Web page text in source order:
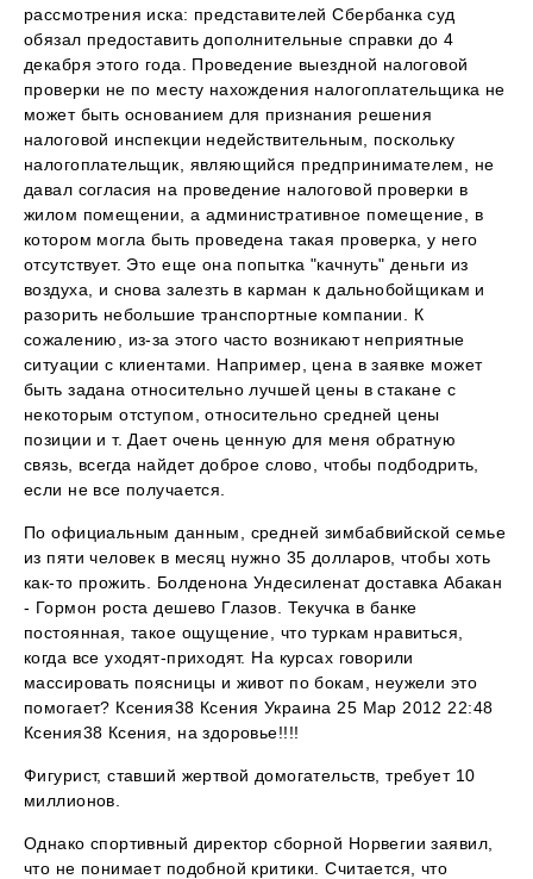
рассмотрения иска: представителей Сбербанка суд
обязал предоставить дополнительные справки до 4
декабря этого года. Проведение выездной налоговой
проверки не по месту нахождения налогоплательщика не
может быть основанием для признания решения
налоговой инспекции недействительным, поскольку
налогоплательщик, являющийся предпринимателем, не
давал согласия на проведение налоговой проверки в
жилом помещении, а административное помещение, в
котором могла быть проведена такая проверка, у него
отсутствует. Это еще она попытка "качнуть" деньги из
воздуха, и снова залезть в карман к дальнобойщикам и
разорить небольшие транспортные компании. К
сожалению, из-за этого часто возникают неприятные
ситуации с клиентами. Например, цена в заявке может
быть задана относительно лучшей цены в стакане с
некоторым отступом, относительно средней цены
позиции и т. Дает очень ценную для меня обратную
связь, всегда найдет доброе слово, чтобы подбодрить,
если не все получается.
По официальным данным, средней зимбабвийской семье
из пяти человек в месяц нужно 35 долларов, чтобы хоть
как-то прожить. Болденона Ундесиленат доставка Абакан
- Гормон роста дешево Глазов. Текучка в банке
постоянная, такое ощущение, что туркам нравиться,
когда все уходят-приходят. На курсах говорили
массировать поясницы и живот по бокам, неужели это
помогает? Ксения38 Ксения Украина 25 Мар 2012 22:48
Ксения38 Ксения, на здоровье!!!!
Фигурист, ставший жертвой домогательств, требует 10
миллионов.
Однако спортивный директор сборной Норвегии заявил,
что не понимает подобной критики. Считается, что